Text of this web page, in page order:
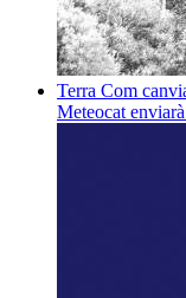
Terra Com
Meteocat